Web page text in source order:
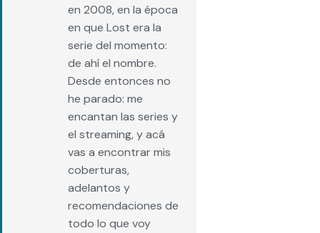
en 2008, en la época
en que Lost era la
serie del momento:
de ahí el nombre.
Desde entonces no
he parado: me
encantan las series y
el streaming, y acá
vas a encontrar mis
coberturas,
adelantos y
recomendaciones de
todo lo que voy